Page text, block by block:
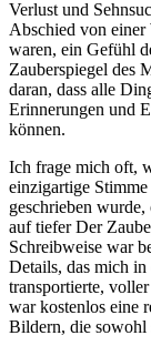
Verlust und
Abschied von
waren, ein Gefühl
Zauberspiegel des
daran, dass alle
Erinnerungen und
können.
Ich frage mich oft,
einzigartige
geschrieben
auf tiefer Der
Schreibweise war
Details, das mich
transportierte,
war kostenlos eine
Bildern, die sowohl